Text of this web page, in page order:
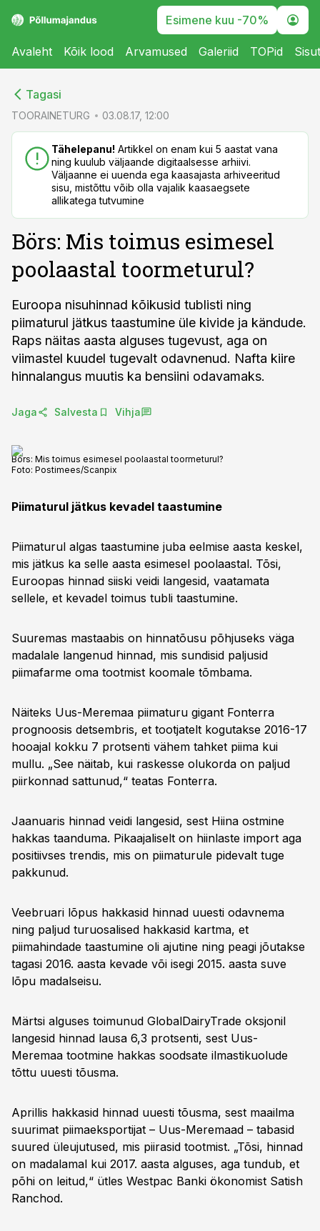
Esimene kuu -70%
Avaleht Kõik lood Arvamused Galeriid TOPid
Tagasi
TOORAINETURG 03.08.17, 12:00
Tähelepanu! Artikkel on enam kui 5 aastat vana
ning kuulub väljaande digitaalsesse arhiivi.
Väljaanne ei uuenda ega kaasajasta arhiveeritud
sisu, mistõttu võib olla vajalik kaasaegsete
allikatega tutvumine
Börs: Mis toimus esimesel
poolaastal toormeturul?
Euroopa nisuhinnad kõikusid tublisti ning
piimaturul jätkus taastumine üle kivide ja kändude.
Raps näitas aasta alguses tugevust, aga on
viimastel kuudel tugevalt odavnenud. Nafta kiire
hinnalangus muutis ka bensiini odavamaks.
Jaga Salvesta Vihja
Börs: Mis toimus esimesel poolaastal toormeturul?
Foto: Postimees/Scanpix
Piimaturul jätkus kevadel taastumine
Piimaturul algas taastumine juba eelmise aasta keskel,
mis jätkus ka selle aasta esimesel poolaastal. Tõsi,
Euroopas hinnad siiski veidi langesid, vaatamata
sellele, et kevadel toimus tubli taastumine.
Suuremas mastaabis on hinnatõusu põhjuseks väga
madalale langenud hinnad, mis sundisid paljusid
piimafarme oma tootmist koomale tõmbama.
Näiteks Uus-Meremaa piimaturu gigant Fonterra
prognoosis detsembris, et tootjatelt kogutakse 2016-17
hooajal kokku 7 protsenti vähem tahket piima kui
mullu. „See näitab, kui raskesse olukorda on paljud
piirkonnad sattunud,“ teatas Fonterra.
Jaanuaris hinnad veidi langesid, sest Hiina ostmine
hakkas taanduma. Pikaajaliselt on hiinlaste import aga
positiivses trendis, mis on piimaturule pidevalt tuge
pakkunud.
Veebruari lõpus hakkasid hinnad uuesti odavnema
ning paljud turuosalised hakkasid kartma, et
piimahindade taastumine oli ajutine ning peagi jõutakse
tagasi 2016. aasta kevade või isegi 2015. aasta suve
lõpu madalseisu.
Märtsi alguses toimunud GlobalDairyTrade oksjonil
langesid hinnad lausa 6,3 protsenti, sest Uus-
Meremaa tootmine hakkas soodsate ilmastikuolude
tõttu uuesti tõusma.
Aprillis hakkasid hinnad uuesti tõusma, sest maailma
suurimat piimaeksportijat – Uus-Meremaad – tabasid
suured üleujutused, mis piirasid tootmist. „Tõsi, hinnad
on madalamal kui 2017. aasta alguses, aga tundub, et
põhi on leitud,“ ütles Westpac Banki ökonomist Satish
Ranchod.